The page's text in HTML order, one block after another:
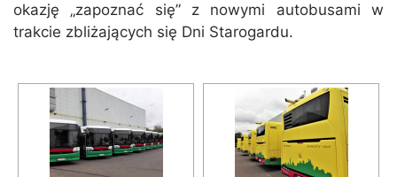
okazję „zapoznać się” z nowymi autobusami w
trakcie zbliżających się Dni Starogardu.